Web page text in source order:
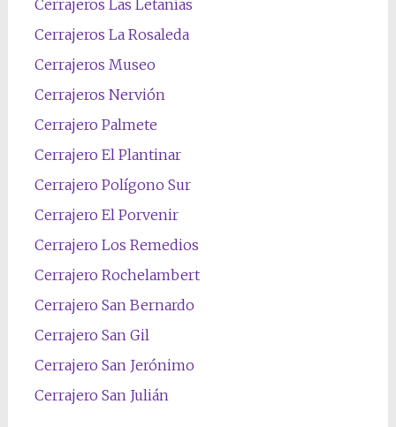
Cerrajeros Las Letanías
Cerrajeros La Rosaleda
Cerrajeros Museo
Cerrajeros Nervión
Cerrajero Palmete
Cerrajero El Plantinar
Cerrajero Polígono Sur
Cerrajero El Porvenir
Cerrajero Los Remedios
Cerrajero Rochelambert
Cerrajero San Bernardo
Cerrajero San Gil
Cerrajero San Jerónimo
Cerrajero San Julián